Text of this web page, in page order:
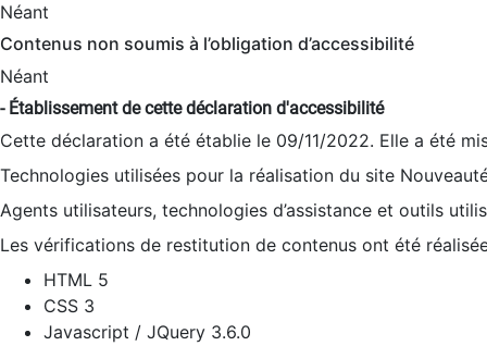
Néant
Contenus non soumis à l’obligation d’accessibilité
Néant
- Établissement de cette déclaration d'accessibilité
Cette déclaration a été établie le 09/11/2022. Elle a été
Technologies utilisées pour la réalisation du site
Agents utilisateurs, technologies d’assistance et outils
Les vérifications de restitution de contenus ont été
HTML 5
CSS 3
Javascript / JQuery 3.6.0